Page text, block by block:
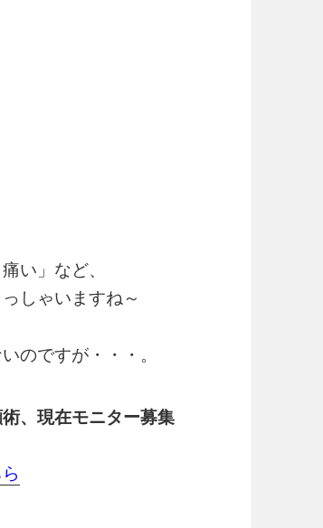
い」など、
しゃいますね～
のですが・・・。
、現在モニター募集